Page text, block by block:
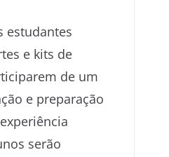
estudantes
e kits de
de um
e preparação
serão